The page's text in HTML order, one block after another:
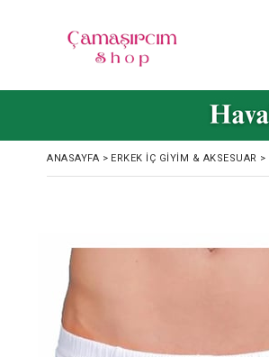
ANASAYFA > ERKEK İÇ GIYIM & AKSESUAR >